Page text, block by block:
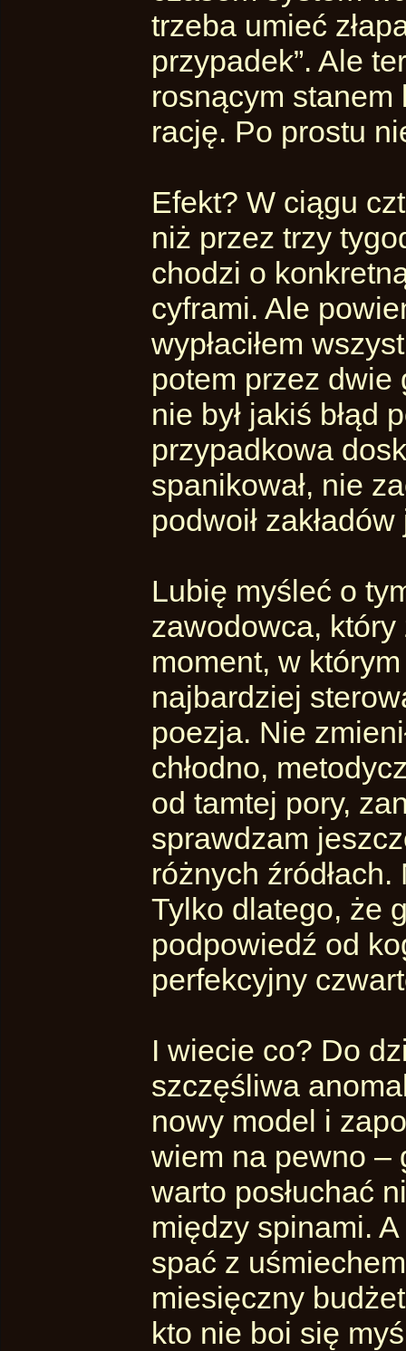
trzeba umieć
przypadek”. Ale
rosnącym stanem
rację. Po prostu
Efekt? W ciągu
niż przez trzy
chodzi o
cyframi. Ale
wypłaciłem
potem przez dwie
nie był jakiś błąd
przypadkowa
spanikował, nie
podwoił
Lubię myśleć o
zawodowca, który
moment, w
najbardziej
poezja. Nie
chłodno,
od tamtej pory,
sprawdzam
różnych
Tylko dlatego, że
podpowiedź od
perfekcyjny
I wiecie co? Do
szczęśliwa
nowy model i
wiem na pewno –
warto posłuchać
między spinami.
spać z
miesięczny
kto nie boi się